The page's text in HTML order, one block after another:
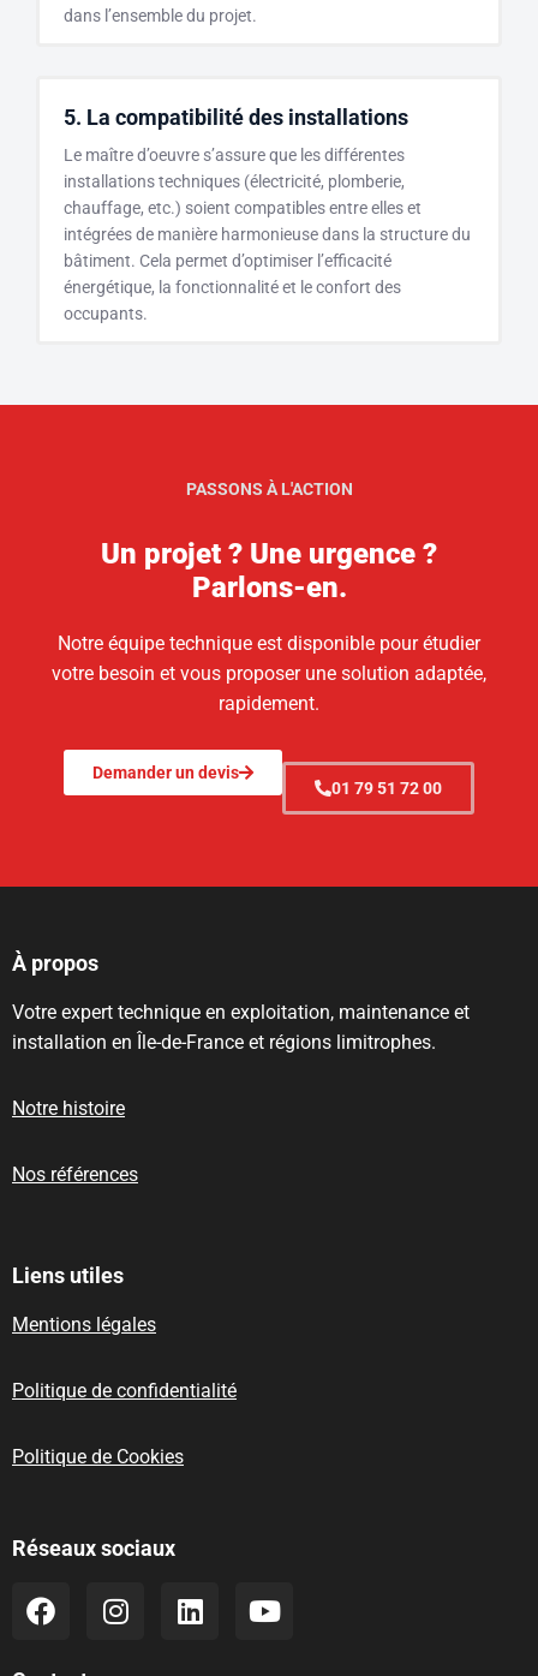
dans l’ensemble du projet.
5. La compatibilité des installations
Le maître d’oeuvre s’assure que les différentes
installations techniques (électricité, plomberie,
chauffage, etc.) soient compatibles entre elles et
intégrées de manière harmonieuse dans la structure du
bâtiment. Cela permet d’optimiser l’efficacité
énergétique, la fonctionnalité et le confort des
occupants.
PASSONS À L'ACTION
Un projet ? Une urgence ?
Parlons-en.
Notre équipe technique est disponible pour étudier
votre besoin et vous proposer une solution adaptée,
rapidement.
Demander un devis
01 79 51 72 00
À propos
Votre expert technique en exploitation, maintenance et
installation en Île-de-France et régions limitrophes.
Notre histoire
Nos références
Liens utiles
Mentions légales
Politique de confidentialité
Politique de Cookies
Réseaux sociaux